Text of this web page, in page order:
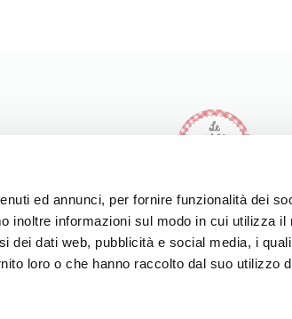
ed annunci, per fornire funzionalità dei
inoltre informazioni sul modo in cui utilizza il
dei dati web, pubblicità e social media, i
loro o che hanno raccolto dal suo utilizzo
I NOSTRI PRODOTTI
LE NOSTRE RICETTE
LA NOSTRA STORIA